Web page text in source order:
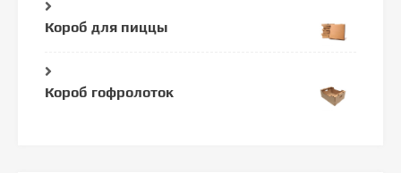
Короб для пиццы
Короб гофролоток